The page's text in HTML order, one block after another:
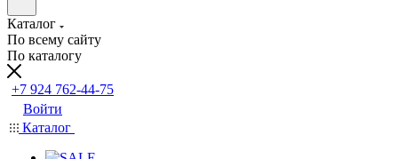
Каталог
По всему сайту
По каталогу
+7 924 762-44-75
Войти
Каталог